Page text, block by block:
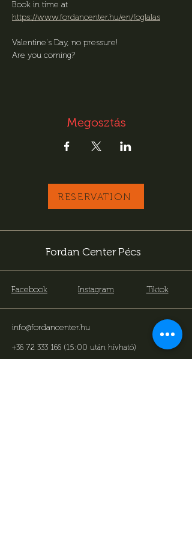
Book in time at
https://www.fordancenter.hu/en/foglalas
Valentine's Day, no pressure!
Are you coming?
Megosztás
RESERVATION
Fordan Center Pécs
Facebook Instagram Tiktok
info@fordancenter.hu
+36 72 333 166 (15:00 után hívható)